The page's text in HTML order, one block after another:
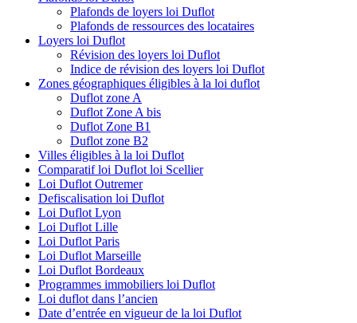
Plafonds de loyers loi Duflot
Plafonds de ressources des locataires
Loyers loi Duflot
Révision des loyers loi Duflot
Indice de révision des loyers loi Duflot
Zones géographiques éligibles à la loi duflot
Duflot zone A
Duflot Zone A bis
Duflot Zone B1
Duflot zone B2
Villes éligibles à la loi Duflot
Comparatif loi Duflot loi Scellier
Loi Duflot Outremer
Defiscalisation loi Duflot
Loi Duflot Lyon
Loi Duflot Lille
Loi Duflot Paris
Loi Duflot Marseille
Loi Duflot Bordeaux
Programmes immobiliers loi Duflot
Loi duflot dans l’ancien
Date d’entrée en vigueur de la loi Duflot